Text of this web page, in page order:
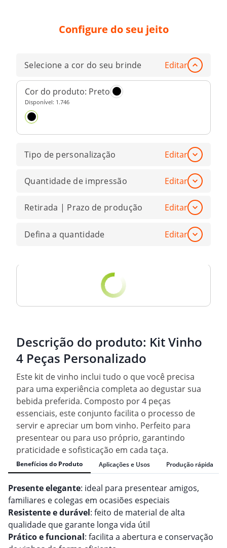
Configure do seu jeito
Selecione a cor do seu brinde Editar
Cor do produto: Preto
Disponível: 1.746
Tipo de personalização Editar
Quantidade de impressão Editar
Retirada | Prazo de produção Editar
Defina a quantidade Editar
Descrição do produto: Kit Vinho
4 Peças Personalizado
Este kit de vinho inclui tudo o que você precisa
para uma experiência completa ao degustar sua
bebida preferida. Composto por 4 peças
essenciais, este conjunto facilita o processo de
servir e apreciar um bom vinho. Perfeito para
presentear ou para uso próprio, garantindo
praticidade e sofisticação em cada taça.
Benefícios do Produto Aplicações e Usos Produção rápida
Presente elegante: ideal para presentear amigos,
familiares e colegas em ocasiões especiais
Resistente e durável: feito de material de alta
qualidade que garante longa vida útil
Prático e funcional: facilita a abertura e conservação